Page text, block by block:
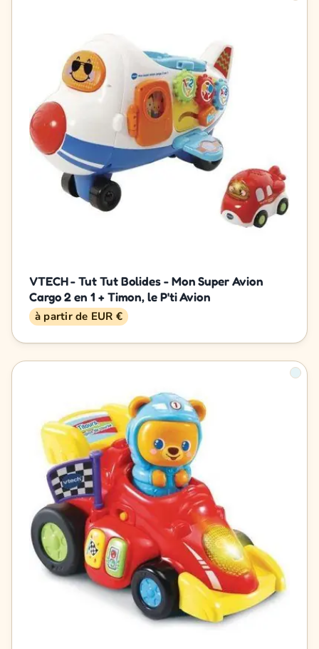
VTECH - Tut Tut Bolides - Mon Super Avion
Cargo 2 en 1 + Timon, le P'ti Avion
à partir de EUR €